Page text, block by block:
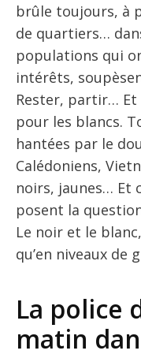
brûle toujours, à
de quartiers…
populations qui
intérêts,
Rester, partir… Et
pour les blancs.
hantées par le
Calédoniens,
noirs, jaunes… Et
posent la
Le noir et le
qu’en niveaux de
La police
matin